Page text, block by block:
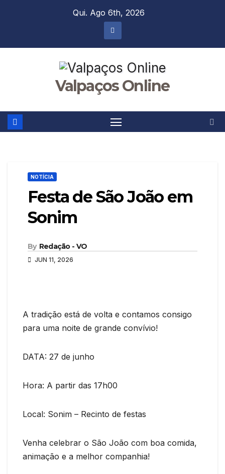
Qui. Ago 6th, 2026
Valpaços Online
NOTÍCIA
Festa de São João em
Sonim
By Redação - VO
JUN 11, 2026
A tradição está de volta e contamos consigo
para uma noite de grande convívio!
DATA: 27 de junho
Hora: A partir das 17h00
Local: Sonim – Recinto de festas
Venha celebrar o São João com boa comida,
animação e a melhor companhia!